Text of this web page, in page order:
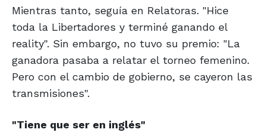
Mientras tanto, seguía en Relatoras. "Hice
toda la Libertadores y terminé ganando el
reality". Sin embargo, no tuvo su premio: "La
ganadora pasaba a relatar el torneo femenino.
Pero con el cambio de gobierno, se cayeron las
transmisiones".
"Tiene que ser en inglés"